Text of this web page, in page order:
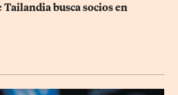
busca socios en